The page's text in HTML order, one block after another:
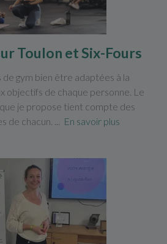
Toulon et Six-Fours
de gym bien être adaptées à la
objectifs de chaque personne. Le
je propose tient compte des
de chacun. ...
En savoir plus